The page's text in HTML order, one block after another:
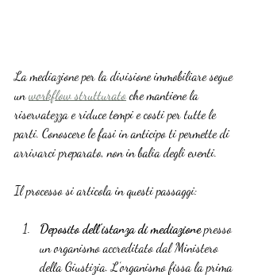
La mediazione per la divisione immobiliare segue
un workflow strutturato che mantiene la
riservatezza e riduce tempi e costi per tutte le
parti. Conoscere le fasi in anticipo ti permette di
arrivarci preparato, non in balia degli eventi.
Il processo si articola in questi passaggi:
Deposito dell’istanza di mediazione presso
un organismo accreditato dal Ministero
della Giustizia. L’organismo fissa la prima